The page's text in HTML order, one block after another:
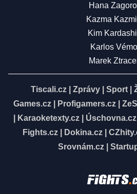
Hana
Kazma
Kim
Karlos
Marek
Tiscali.cz Zprávy Sport
Games.cz
Profigamers.cz
Karaoketexty.cz| Úschovna.cz
Fights.cz
Dokina.cz
Srovnám.cz